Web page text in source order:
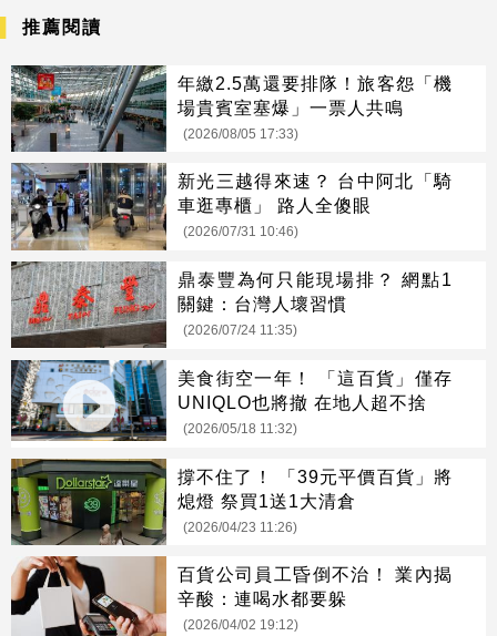
推薦閱讀
年繳2.5萬還要排隊！旅客怨「機
場貴賓室塞爆」一票人共鳴
(2026/08/05 17:33)
新光三越得來速？ 台中阿北「騎
車逛專櫃」 路人全傻眼
(2026/07/31 10:46)
鼎泰豐為何只能現場排？ 網點1
關鍵：台灣人壞習慣
(2026/07/24 11:35)
美食街空一年！ 「這百貨」僅存
UNIQLO也將撤 在地人超不捨
(2026/05/18 11:32)
撐不住了！ 「39元平價百貨」將
熄燈 祭買1送1大清倉
(2026/04/23 11:26)
百貨公司員工昏倒不治！ 業內揭
辛酸：連喝水都要躲
(2026/04/02 19:12)